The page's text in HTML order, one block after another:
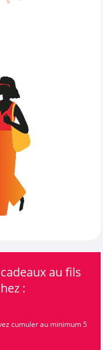
au fils
:
cumuler au minimum 5